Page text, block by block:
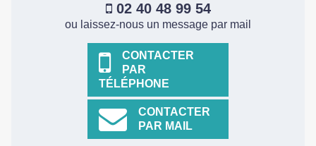
02 40 48 99 54
ou laissez-nous un message par mail
CONTACTER
PAR
TÉLÉPHONE
CONTACTER
PAR MAIL